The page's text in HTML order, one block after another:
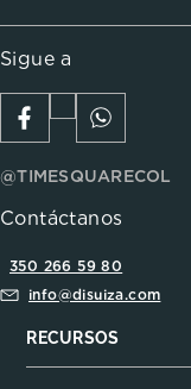
Sigue a
@TIMESQUARECOL
Contáctanos
350 266 59 80
info@disuiza.com
RECURSOS